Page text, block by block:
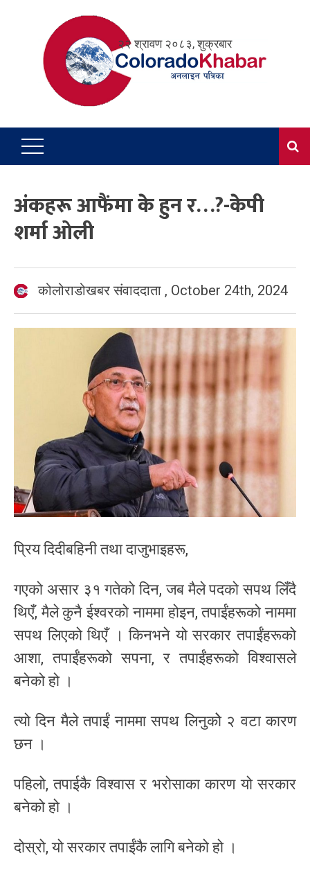
२२ श्रावण २०८३, शुक्रबार
अंकहरू आफैंमा के हुन र…?-केपी
शर्मा ओली
कोलोराडोखबर संवाददाता , October 24th, 2024
प्रिय दिदीबहिनी तथा दाजुभाइहरू,
गएको असार ३१ गतेको दिन, जब मैले पदको सपथ लिँदै
थिएँ, मैले कुनै ईश्वरको नाममा होइन, तपाईंहरूको नाममा
सपथ लिएको थिएँ । किनभने यो सरकार तपाईंहरूको
आशा, तपाईंहरूको सपना, र तपाईंहरूको विश्वासले
बनेको हो ।
त्यो दिन मैले तपाईं नाममा सपथ लिनुकोे २ वटा कारण
छन ।
पहिलो, तपाईकै विश्वास र भरोसाका कारण यो सरकार
बनेको हो ।
दोस्रो, यो सरकार तपाईंकै लागि बनेको हो ।